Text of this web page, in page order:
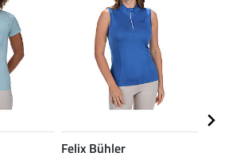
Felix Bühler